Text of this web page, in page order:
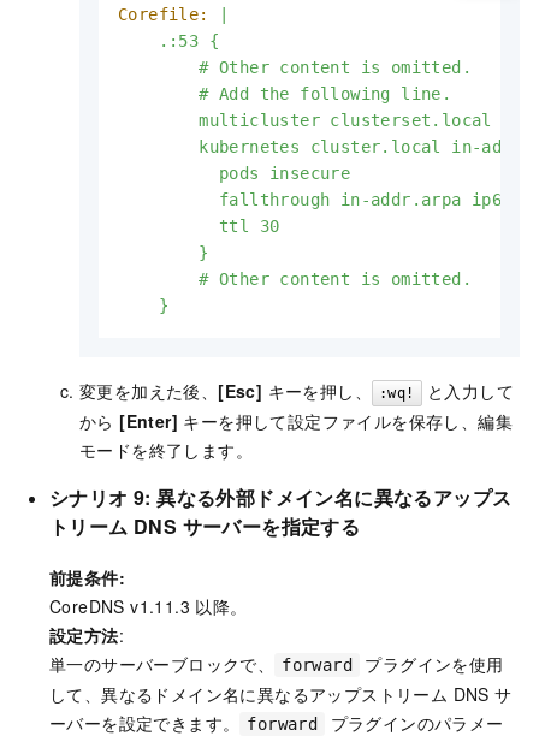
Corefile:
    .:53 {
        # Other content is omitted.
        # Add the following line.
        multicluster clusterset.local
kubernetes cluster.local in-
          pods insecure
fallthrough in-addr.arpa
          ttl 30
        }
        # Other content is omitted.
    }
変更を加えた後、 [Esc] キーを押し、 :wq!
と入力して
から [Enter] キーを押して設定ファイルを保存し、編集
モードを終了します。
シナリオ 9: 異なる外部ドメイン名に異なるアップス
トリーム DNS サーバーを指定する
前提条件:
CoreDNS v1.11.3 以降。
設定方法:
単一のサーバーブロックで、
forward
プラグインを使用
して、異なるドメイン名に異なるアップストリーム DNS サ
ーバーを設定できます。
forward
プラグインのパラメー